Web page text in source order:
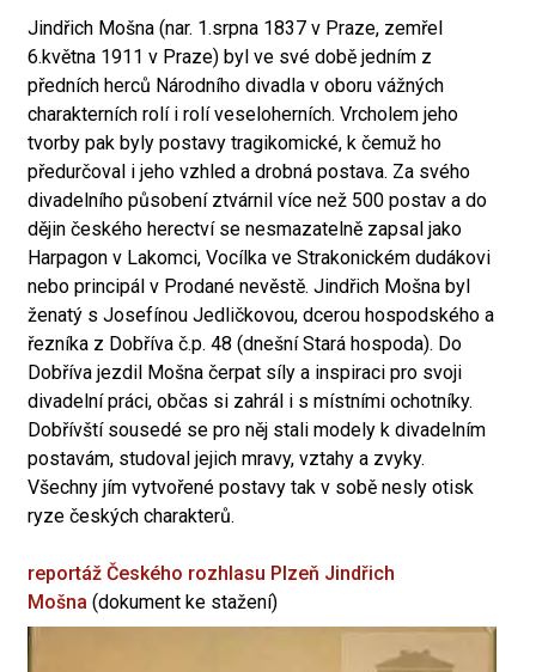
Jindřich Mošna (nar. 1.srpna 1837 v Praze, zemřel
6.května 1911 v Praze) byl ve své době jedním z
předních herců Národního divadla v oboru vážných
charakterních rolí i rolí veseloherních. Vrcholem jeho
tvorby pak byly postavy tragikomické, k čemuž ho
předurčoval i jeho vzhled a drobná postava. Za svého
divadelního působení ztvárnil více než 500 postav a do
dějin českého herectví se nesmazatelně zapsal jako
Harpagon v Lakomci, Vocílka ve Strakonickém dudákovi
nebo principál v Prodané nevěstě. Jindřich Mošna byl
ženatý s Josefínou Jedličkovou, dcerou hospodského a
řezníka z Dobříva č.p. 48 (dnešní Stará hospoda). Do
Dobříva jezdil Mošna čerpat síly a inspiraci pro svoji
divadelní práci, občas si zahrál i s místními ochotníky.
Dobřívští sousedé se pro něj stali modely k divadelním
postavám, studoval jejich mravy, vztahy a zvyky.
Všechny jím vytvořené postavy tak v sobě nesly otisk
ryze českých charakterů.
reportáž Českého rozhlasu Plzeň Jindřich
Mošna (dokument ke stažení)